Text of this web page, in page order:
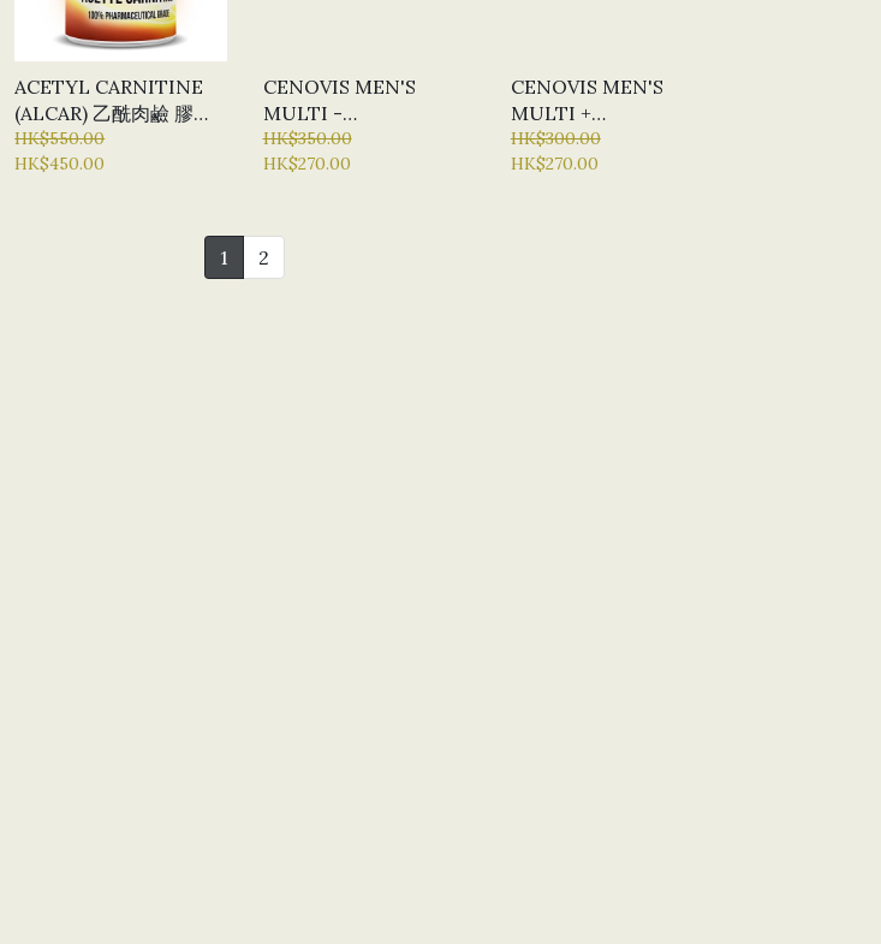
ACETYL CARNITINE
(ALCAR) 乙酰肉鹼 膠囊
X 120粒 (BN - BULK
NUTRIENTS)
HK$550.00
HK$450.00
CENOVIS MEN'S
MULTI -
MULTIVITAMIN FOR
ENERGY 每日多種維生
HK$350.00
HK$270.00
CENOVIS MEN'S
MULTI +
PERFORMANCE - 能量
複合維生素 X 50粒
HK$300.00
HK$270.00
1 2